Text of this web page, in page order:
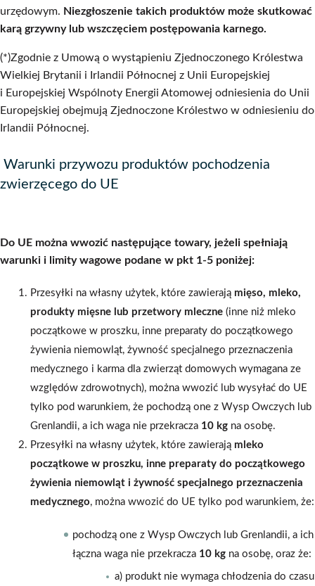
urzędowym. Niezgłoszenie takich produktów może skutkować
karą grzywny lub wszczęciem postępowania karnego.
(*)Zgodnie z Umową o wystąpieniu Zjednoczonego Królestwa
Wielkiej Brytanii i Irlandii Północnej z Unii Europejskiej
i Europejskiej Wspólnoty Energii Atomowej odniesienia do Unii
Europejskiej obejmują Zjednoczone Królestwo w odniesieniu do
Irlandii Północnej.
Warunki przywozu produktów pochodzenia
zwierzęcego do UE
Do UE można wwozić następujące towary, jeżeli spełniają
warunki i limity wagowe podane w pkt 1-5 poniżej:
Przesyłki na własny użytek, które zawierają mięso, mleko,
produkty mięsne lub przetwory mleczne(inne niż mleko
początkowe w proszku, inne preparaty do początkowego
żywienia niemowląt, żywność specjalnego przeznaczenia
medycznego i karma dla zwierząt domowych wymagana ze
względów zdrowotnych), można wwozić lub wysyłać do UE
tylko pod warunkiem, że pochodzą one z Wysp Owczych lub
Grenlandii, a ich waga nie przekracza 10 kgna osobę.
Przesyłki na własny użytek, które zawierają mleko
początkowe w proszku, inne preparaty do początkowego
żywienia niemowląt i żywność specjalnego przeznaczenia
medycznego, można wwozić do UE tylko pod warunkiem, że:
pochodzą one z Wysp Owczych lub Grenlandii, a ich
łączna waga nie przekracza 10 kgna osobę, oraz że:
a) produkt nie wymaga chłodzenia do czasu